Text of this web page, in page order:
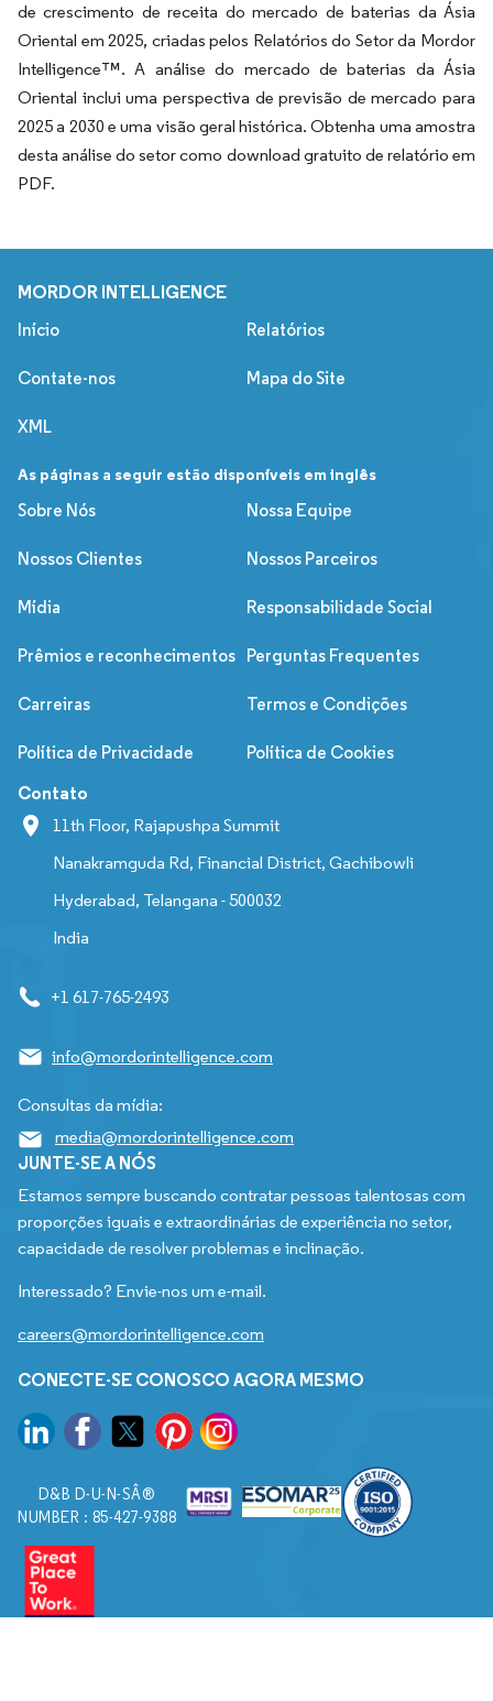
de crescimento de receita do mercado de baterias da Ásia
Oriental em 2025, criadas pelos Relatórios do Setor da Mordor
Intelligence™. A análise do mercado de baterias da Ásia
Oriental inclui uma perspectiva de previsão de mercado para
2025 a 2030 e uma visão geral histórica. Obtenha uma amostra
desta análise do setor como download gratuito de relatório em
PDF.
MORDOR INTELLIGENCE
Início Relatórios
Contate-nos Mapa do Site
XML
As páginas a seguir estão disponíveis em inglês
Sobre Nós
Nossa Equipe
Nossos Clientes Nossos Parceiros
Mídia Responsabilidade Social
Prêmios e reconhecimentos Perguntas Frequentes
Carreiras Termos e Condições
Política de Privacidade Política de Cookies
Contato
11th Floor, Rajapushpa Summit
Nanakramguda Rd, Financial District, Gachibowli
Hyderabad, Telangana - 500032
India
+1 617-765-2493
info@mordorintelligence.com
Consultas da mídia:
media@mordorintelligence.com
JUNTE-SE A NÓS
Estamos sempre buscando contratar pessoas talentosas com
proporções iguais e extraordinárias de experiência no setor,
capacidade de resolver problemas e inclinação.
Interessado? Envie-nos um e-mail.
careers@mordorintelligence.com
CONECTE-SE CONOSCO AGORA MESMO
D&B D-U-N-SÂ®
NUMBER : 85-427-9388